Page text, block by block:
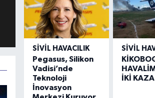
SIVIL HAVACILIK
Pegasus, Silikon
Vadisi’nde
Teknoloji
İnovasyon
SIVIL
İKİ KAZA